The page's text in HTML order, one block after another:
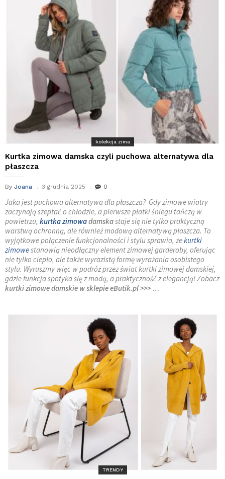
kolekcja zima
Kurtka zimowa damska czyli puchowa alternatywa dla
płaszcza
By Joana 3 grudnia 2025 0
Jaka jest puchowa alternatywa dla płaszcza? Gdy zimowe wiatry
zaczynają szeptać o chłodzie, a pierwsze płatki śniegu tańczą w
powietrzu, kurtka zimowadamskastaje się nie tylko praktyczną
warstwą ochronną, ale również modową alternatywą płaszcza. To
wyjątkowe połączenie funkcjonalności i stylu sprawia, żekurtki
zimowestanowią nieodłączny element zimowej garderoby, oferując
nie tylko ciepło, ale także wyrazistą formę wyrażania osobistego
stylu. Wyruszmy więc w podróż przez świat kurtki zimowej damskiej,
gdzie funkcja spotyka się z modą, a praktyczność z elegancją! Zobacz
kurtki zimowe damskie w sklepie eButik.pl >>> …
TRENDY